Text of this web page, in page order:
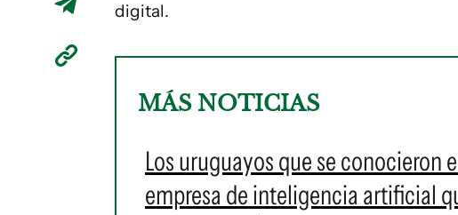
digital.
MÁS NOTICIAS
Los uruguayos que se conocieron
empresa de inteligencia artificial